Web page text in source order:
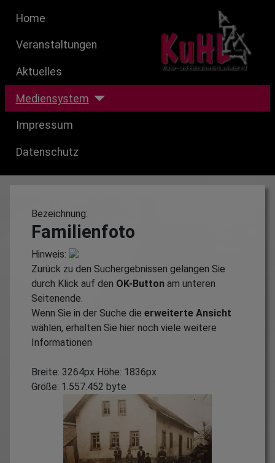
Home
Veranstaltungen
Aktuelles
Mediensystem
Impressum
Datenschutz
Bezeichnung:
Familienfoto
Hinweis:
Zurück zu den Suchergebnissen gelangen Sie
durch Klick auf den OK-Button am unteren
Seitenende.
Wenn Sie in der Suche die erweiterte Ansicht
wählen, erhalten Sie hier noch viele weitere
Informationen
Breite: 3264px Höhe: 1836px
Größe: 1.557.452 byte